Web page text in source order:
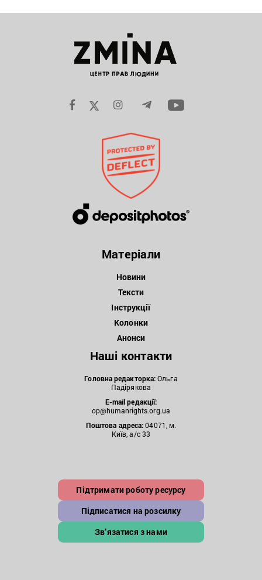
Матеріали
Новини
Тексти
Інструкції
Колонки
Анонси
Наші контакти
Головна редакторка:Ольга
Падірякова
E-mail редакції:
op@humanrights.org.ua
Поштова адреса:04071, м.
Київ, а/с 33
Підтримати роботу ресурсу
Підписатися на розсилку
Зв’язатися з нами